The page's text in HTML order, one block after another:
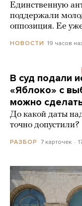
Единственную
поддержали
оппозиция. Ее
НОВОСТИ 19 часов
В суд подали
«Яблоко» с
можно
До какой даты
точно допустили?
РАЗБОР 7 карточек